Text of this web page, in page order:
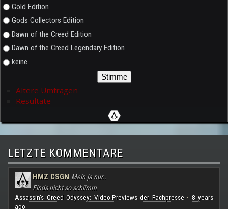
Gold Edition
Gods Collectors Edition
Dawn of the Creed Edition
Dawn of the Creed Legendary Edition
keine
Ältere Umfragen
Resultate
LETZTE KOMMENTARE
HMZ CSGN Mein ja nur..
Finds nicht so schlimm
Assassin's Creed Odyssey: Video-Previews der Fachpresse· 8 years
ago